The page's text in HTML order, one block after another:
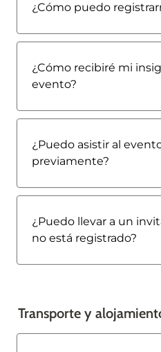
¿Cómo puedo
¿Cómo recibiré mi
evento?
¿Puedo asistir al
previamente?
¿Puedo llevar a un
no está registrado?
Transporte y